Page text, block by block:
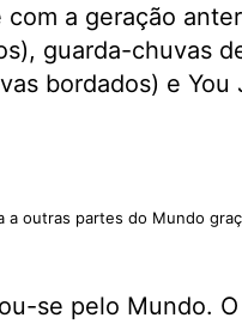
a geração
guarda-chuvas
bordados) e
outras partes do Mundo
se pelo Mundo.